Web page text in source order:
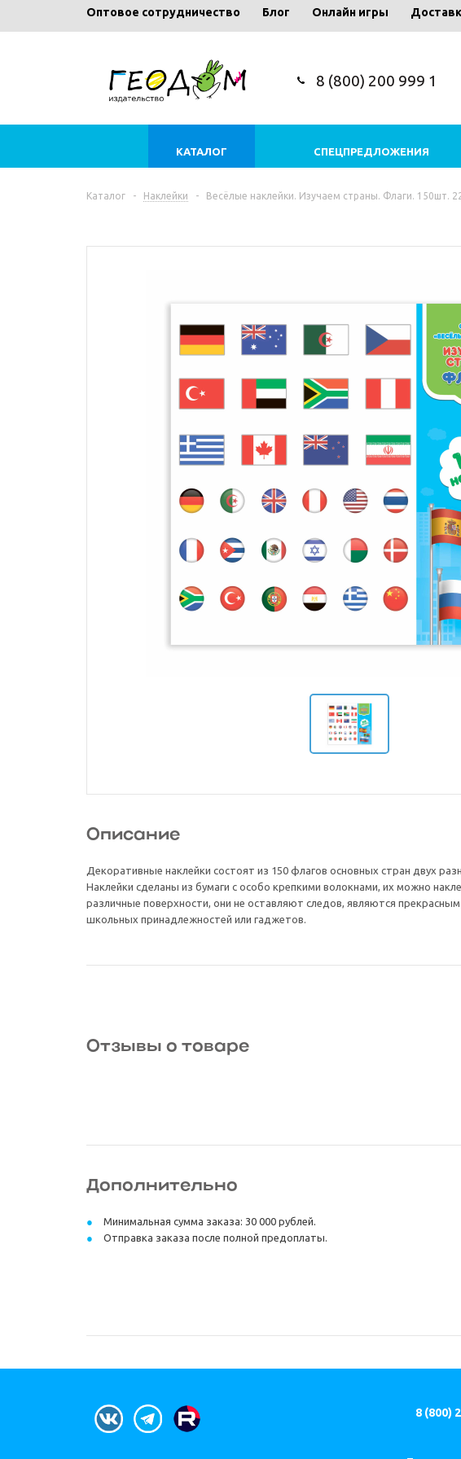
Оптовое сотрудничество Блог Онлайн игры
8 (800) 200 999 1
КАТАЛОГ СПЕЦПРЕДЛОЖЕНИЯ
Каталог - Наклейки - Весёлые наклейки. Изучаем страны. Флаги. 150шт.
Описание
Декоративные наклейки состоят из 150 флагов основных стран двух
Наклейки сделаны из бумаги с особо крепкими волокнами, их можно
различные поверхности, они не оставляют следов, являются
школьных принадлежностей или гаджетов.
Отзывы о товаре
Дополнительно
Минимальная сумма заказа: 30 000 рублей.
Отправка заказа после полной предоплаты.
8 (800)